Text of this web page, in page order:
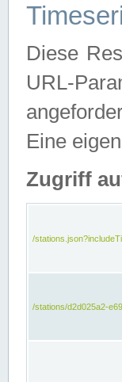
Diese
URL-
Eine
Zugriff
/
/stations/d2d025a2-